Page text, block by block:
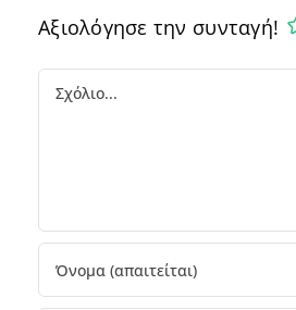
Αξιολόγησε την συνταγή!
Comment